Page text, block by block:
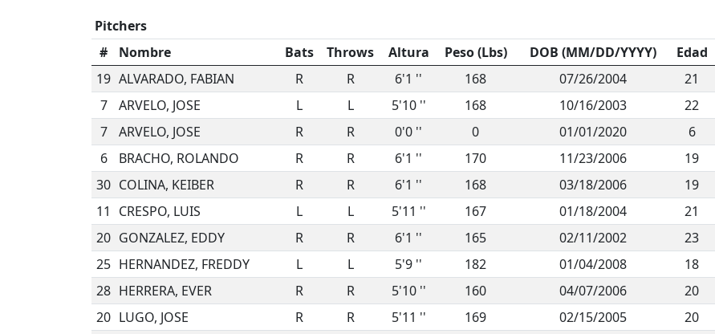
Pitchers
#
Nombre Bats Throws Altura Peso (Lbs) DOB (MM/DD/YYYY) Edad
19 ALVARADO, FABIAN R R 6'1 '' 168 07/26/2004 21
7
ARVELO, JOSE L L 5'10 '' 168 10/16/2003 22
7
ARVELO, JOSE R R 0'0 '' 0 01/01/2020 6
6
BRACHO, ROLANDO R R 6'1 '' 170 11/23/2006 19
30 COLINA, KEIBER R R 6'1 '' 168 03/18/2006 19
11
CRESPO, LUIS L L 5'11 '' 167 01/18/2004 21
20 GONZALEZ, EDDY R R 6'1 '' 165 02/11/2002 23
25 HERNANDEZ, FREDDY L L 5'9 '' 182 01/04/2008 18
28 HERRERA, EVER R R 5'10 '' 160 04/07/2006 20
20 LUGO, JOSE R R 5'11 '' 169 02/15/2005 20